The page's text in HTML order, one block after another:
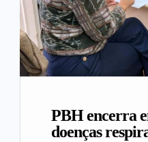
PBH encerra
doenças